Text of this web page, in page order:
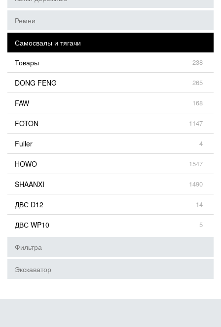
Ремни
Самосвалы и тягачи
Товары
238
DONG FENG 265
FAW 168
FOTON 1147
Fuller 4
HOWO 1547
SHAANXI 1490
ДВС D12 14
ДВС WP10 5
Фильтра
Экскаватор